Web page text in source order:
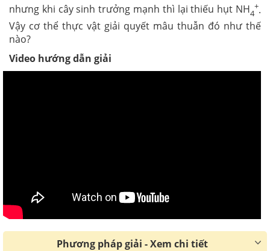
nhưng khi cây sinh trưởng mạnh thì lại thiếu hụt NH4
+.
Vậy cơ thể thực vật giải quyết mâu thuẫn đó như thế
nào?
Video hướng dẫn giải
Phương pháp giải - Xem chi tiết